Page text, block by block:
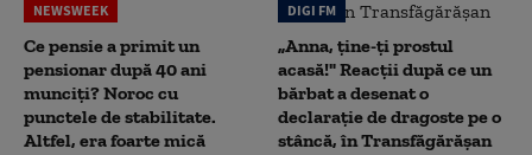
NEWSWEEK
Ce pensie a primit un
pensionar după 40 ani
munciți? Noroc cu
punctele de stabilitate.
Altfel, era foarte mică
DIGI FM
„Anna, ţine-ţi prostul
acasă!" Reacţii după ce un
bărbat a desenat o
declaraţie de dragoste pe o
stâncă, în Transfăgărăşan